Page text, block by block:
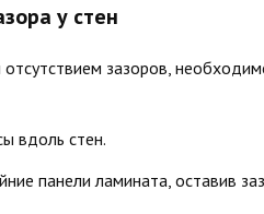
у стен
отсутствием зазоров,
вдоль стен.
панели ламината, оставив